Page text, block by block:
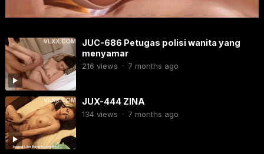
JUC-686 Petugas polisi wanita yang
menyamar
216 views · 7 months ago
JUX-444 ZINA
134views · 7 months ago